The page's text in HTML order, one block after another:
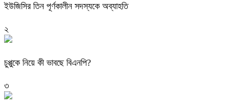
ইউজিসির তিন পূর্ণকালীন সদস্যকে অব্যাহতি
২
চুপ্পুকে নিয়ে কী ভাবছে বিএনপি?
৩